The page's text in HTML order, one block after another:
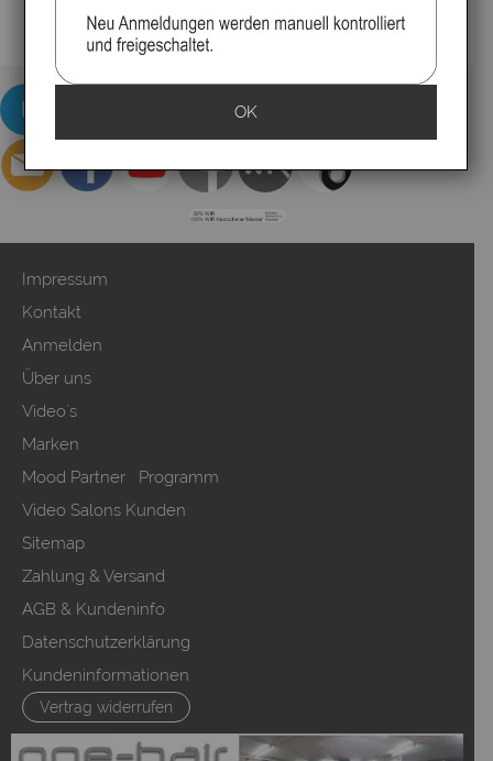
Impressum
Kontakt
Anmelden
Über uns
Video`s
Marken
Mood Partner Programm
Video Salons Kunden
Sitemap
Zahlung & Versand
AGB & Kundeninfo
Datenschutzerklärung
Kundeninformationen
Vertrag widerrufen
OK